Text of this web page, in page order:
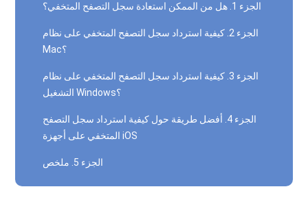
الجزء 1. هل من الممكن استعادة سجل التصفح المتخفي؟
الجزء 2. كيفية استرداد سجل التصفح المتخفي على نظام
Mac؟
الجزء 3. كيفية استرداد سجل التصفح المتخفي على نظام
التشغيل Windows؟
الجزء 4. أفضل طريقة حول كيفية استرداد سجل التصفح
المتخفي على أجهزة iOS
الجزء 5. ملخص